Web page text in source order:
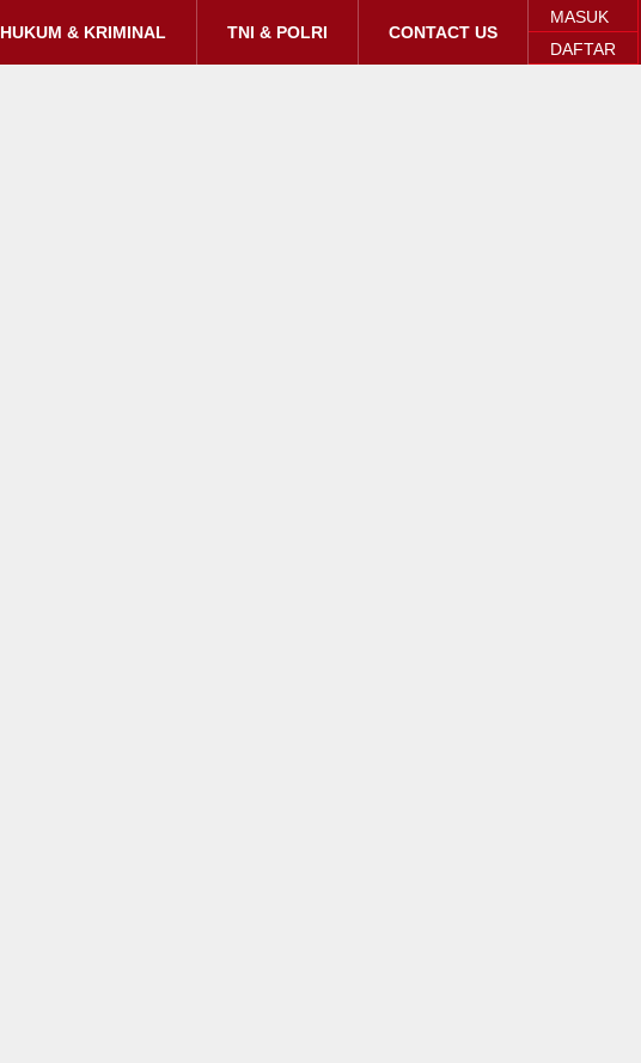
MASUK
DAFTAR
HUKUM & KRIMINAL TNI & POLRI CONTACT US